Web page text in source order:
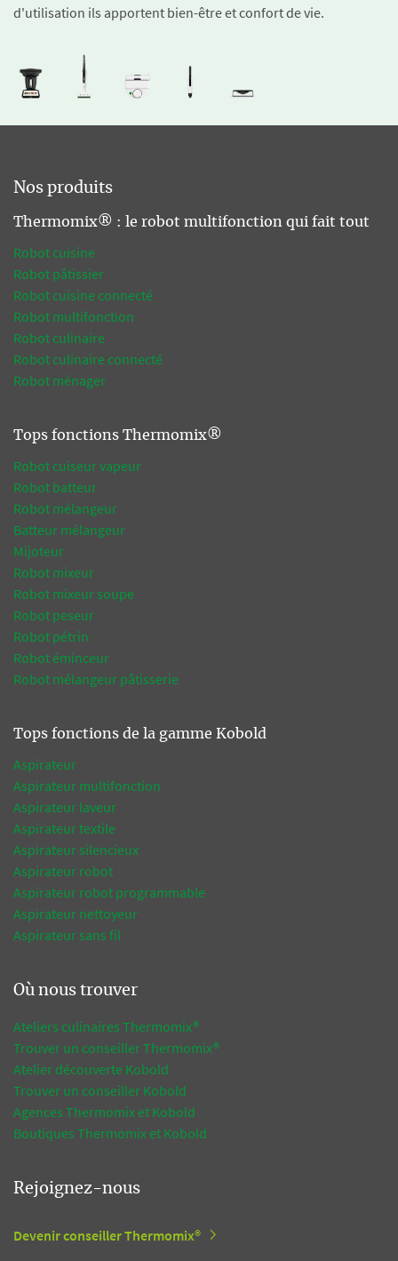
d'utilisation ils apportent bien-être et confort de vie.
Nos produits
Thermomix® : le robot multifonction qui fait tout
Robot cuisine
Robot pâtissier
Robot cuisine connecté
Robot multifonction
Robot culinaire
Robot culinaire connecté
Robot ménager
Tops fonctions Thermomix®
Robot cuiseur vapeur
Robot batteur
Robot mélangeur
Batteur mélangeur
Mijoteur
Robot mixeur
Robot mixeur soupe
Robot peseur
Robot pétrin
Robot éminceur
Robot mélangeur pâtisserie
Tops fonctions de la gamme Kobold
Aspirateur
Aspirateur multifonction
Aspirateur laveur
Aspirateur textile
Aspirateur silencieux
Aspirateur robot
Aspirateur robot programmable
Aspirateur nettoyeur
Aspirateur sans fil
Où nous trouver
Ateliers culinaires Thermomix®
Trouver un conseiller Thermomix®
Atelier découverte Kobold
Trouver un conseiller Kobold
Agences Thermomix et Kobold
Boutiques Thermomix et Kobold
Rejoignez-nous
Devenir conseiller Thermomix®